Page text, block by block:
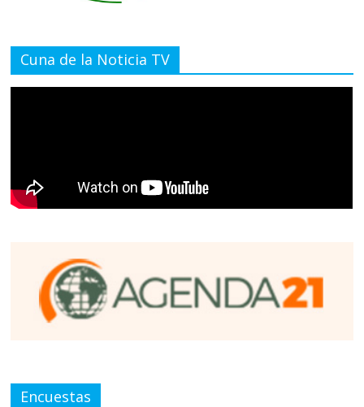
Cuna de la Noticia TV
Encuestas